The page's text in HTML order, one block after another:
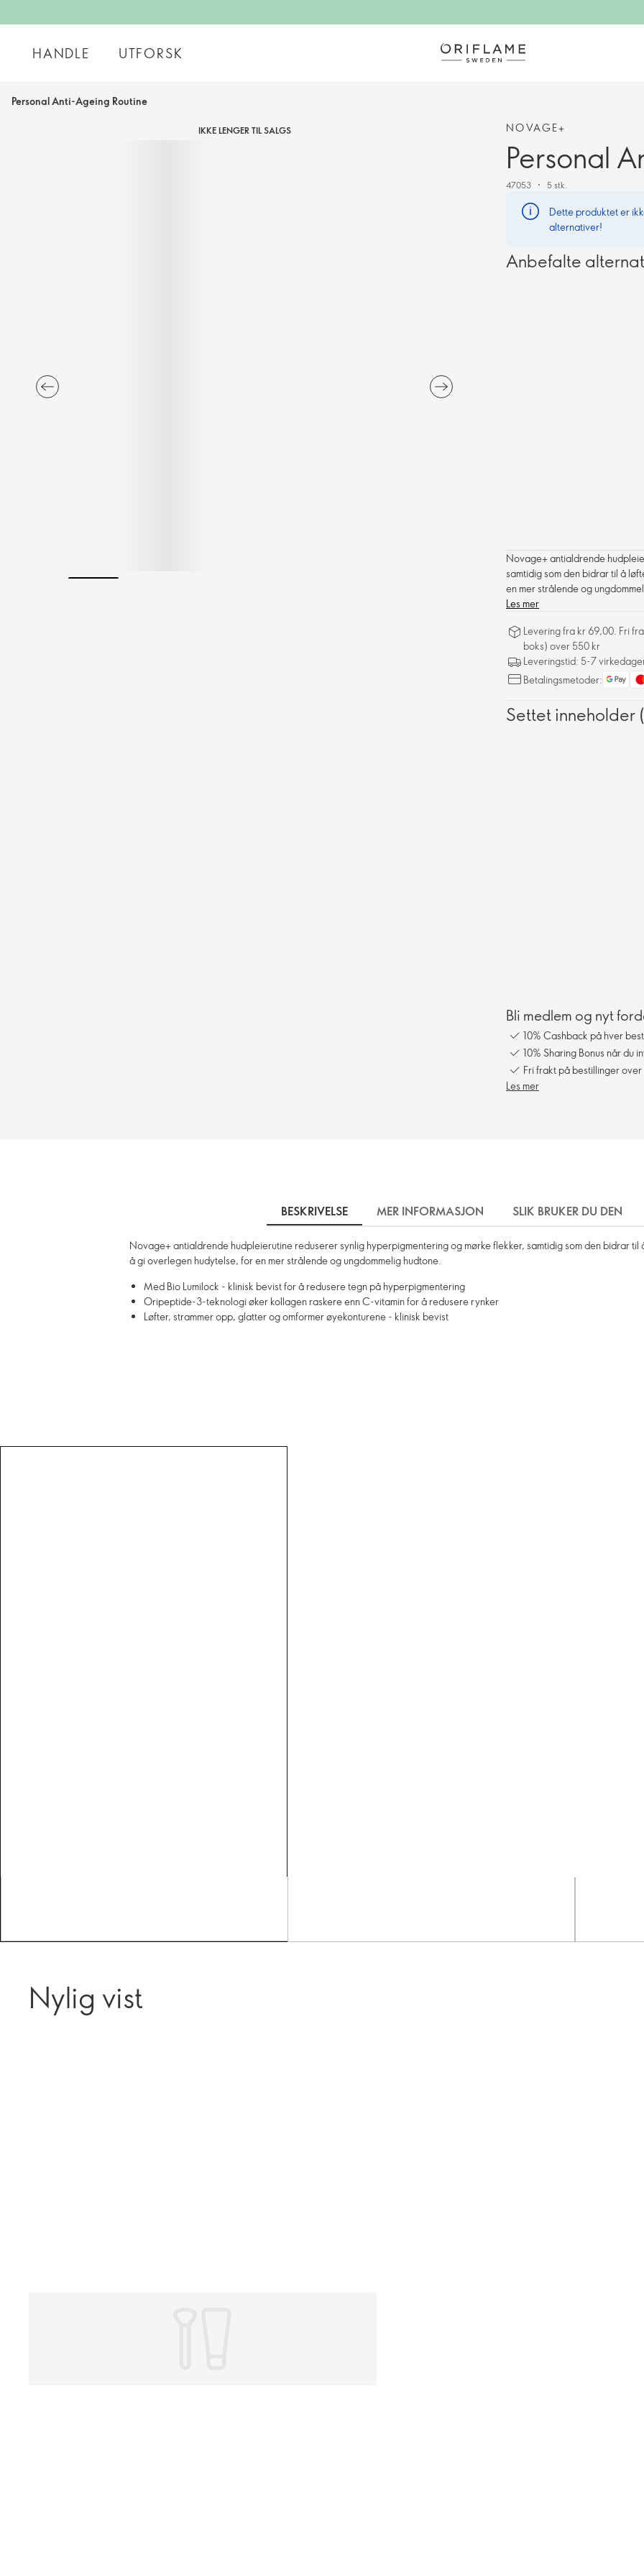
HANDLE UTFORSK
Personal Anti-Ageing Routine
IKKE LENGER TIL SALGS NOVAGE+
Personal
47053 5 stk.
Dette produktet er
alternativer!
Anbefalte
Novage+ antialdrende
samtidig som den bidrar til å
en mer strålende og
Les mer
Levering fra kr 69,00. Fri
boks) over 550 kr
Leveringstid: 5-7
Betalingsmetoder:
Settet inneholder
Bli medlem og nyt
10% Cashback på hver
10% Sharing Bonus når du
Fri frakt på bestillinger
Les mer
BESKRIVELSE MER INFORMASJON SLIK BRUKER DU DEN
Novage+ antialdrende hudpleierutine reduserer synlig hyperpigmentering og mørke flekker, samtidig som den bidrar
å gi overlegen hudytelse, for en mer strålende og ungdommelig hudtone.
Med Bio Lumilock - klinisk bevist for å redusere tegn på hyperpigmentering
Oripeptide-3-teknologi øker kollagen raskere enn C-vitamin for å redusere rynker
Løfter, strammer opp, glatter og omformer øyekonturene - klinisk bevist
Nylig vist